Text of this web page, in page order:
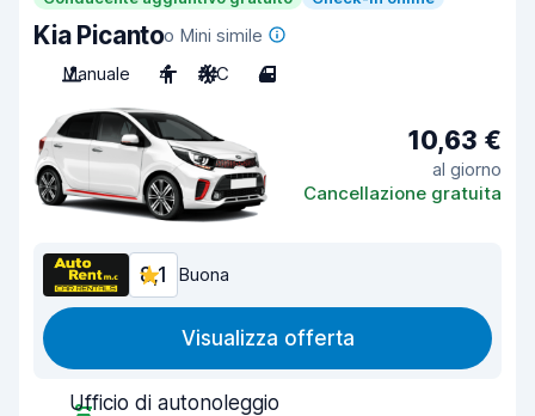
Kia Picantoo Mini simile
Manuale
4 A/C 4
10,63 €
al giorno
Cancellazione gratuita
8,1 Buona
Visualizza offerta
Ufficio di autonoleggio